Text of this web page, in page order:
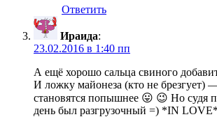
Ответить
Ираида:
23.02.2016 в 1:40 пп
А ещё хорошо сальца свиного
И ложку майонеза (кто не брезгует)
становятся попышнее 😛 😉 Но судя
день был разгрузочный =) *IN LOVE*